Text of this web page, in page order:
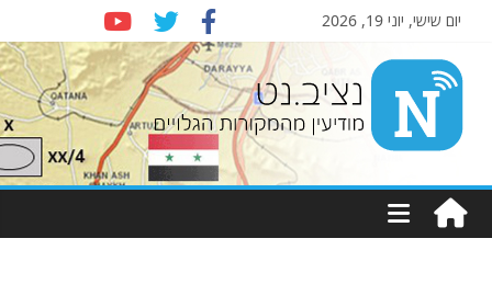
יום שישי, יוני 19, 2026
Nziv.net
מודיעין
מהמקורות